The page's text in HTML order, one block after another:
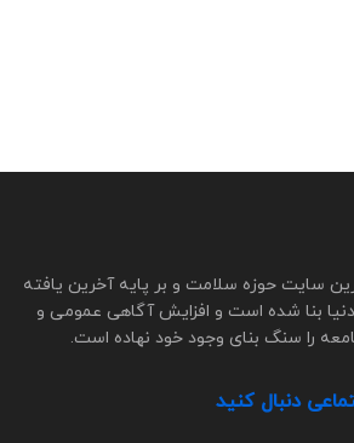
سایت حوزه سلامت و بر پایه آخرین یافته
بنا شده است و افزایش آگاهی عمومی و
را سنگ بنای وجود خود نهاده است.
دنبال کنید